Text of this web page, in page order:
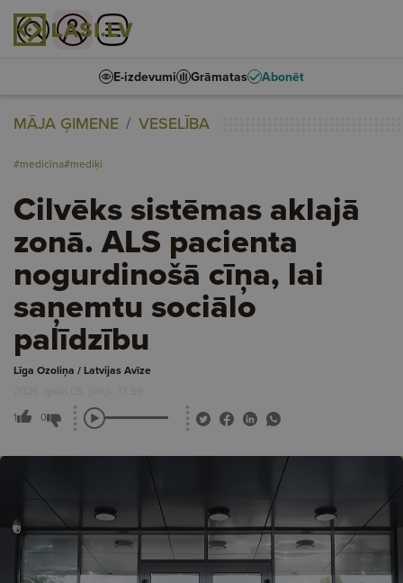
E-izdevumi Grāmatas Abonēt
MĀJA ĢIMENE VESELĪBA
#medicīna#mediķi
Cilvēks sistēmas aklajā
zonā. ALS pacienta
nogurdinošā cīņa, lai
saņemtu sociālo
palīdzību
Līga Ozoliņa / Latvijas Avīze
2026. gada 05. jūnijs, 13:59
1 0